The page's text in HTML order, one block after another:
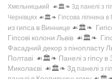
Хмельницький ☙🏛️❧ 3д панелі з
Чернівцях ☙🏛️❧ Гіпсова ліпнина в
из гипса в Виннице ☙🏛️❧
Гіпсові колони Львів ☙🏛️❧
Фасадний декор з пінопласту
Полтаві ☙🏛️❧ Панелі з гіпсу в
Миколаєві ☙🏛️❧ 3д панелі з